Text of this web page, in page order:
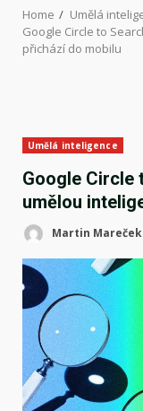
Home
Umělá
Google Circle to
přichází do mobilu
Umělá inteligence
Google Circle
umělou
Martin Mareček